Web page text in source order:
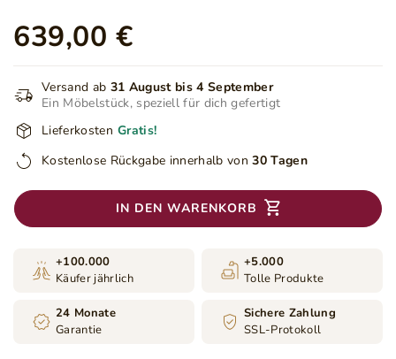
639,00 €
Versand ab 31 August bis 4 September
Ein Möbelstück, speziell für dich gefertigt
Lieferkosten Gratis!
Kostenlose Rückgabe innerhalb von 30 Tagen
IN DEN WARENKORB
+100.000
Käufer jährlich
+5.000
Tolle Produkte
24 Monate
Garantie
Sichere Zahlung
SSL-Protokoll